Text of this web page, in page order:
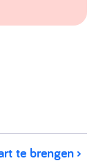
te brengen